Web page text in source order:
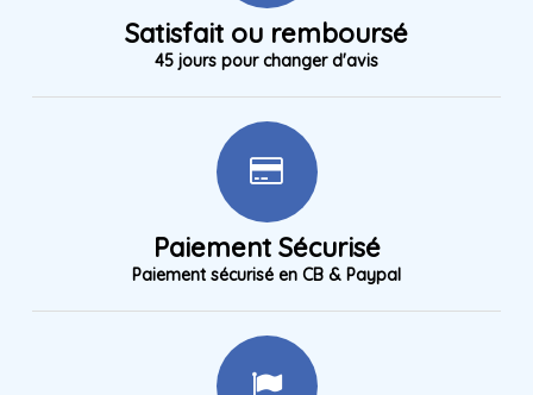
Satisfait ou remboursé
45 jours pour changer d'avis
Paiement Sécurisé
Paiement sécurisé en CB & Paypal